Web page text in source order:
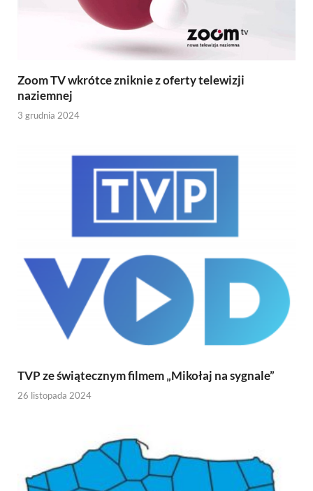
Zoom TV wkrótce zniknie z oferty telewizji
naziemnej
3 grudnia 2024
TVP ze świątecznym filmem „Mikołaj na sygnale”
26 listopada 2024